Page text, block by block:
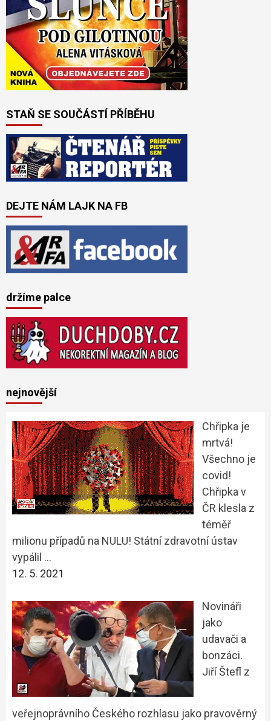
STAŇ SE SOUČÁSTÍ PŘÍBĚHU
DEJTE NÁM LAJK NA FB
držíme palce
nejnovější
Chřipka je
mrtvá!
Všechno je
covid!
Chřipka v
ČR klesla z
téměř
milionu případů na NULU! Státní zdravotní ústav
vypálil …
12. 5. 2021
Novináři
jako
udavači a
bonzáci.
Jiří Štefl z
veřejnoprávního Českého rozhlasu jako pravověrný